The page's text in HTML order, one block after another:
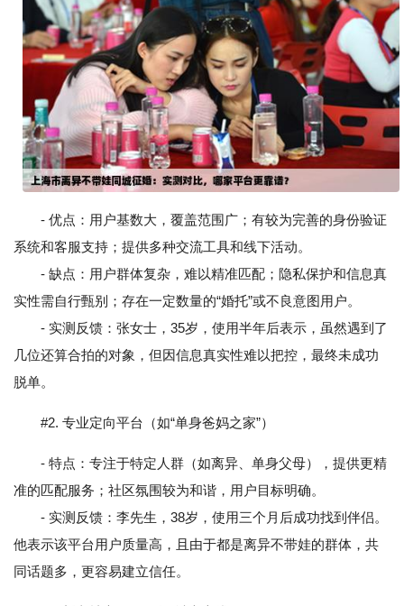
- 优点：用户基数大，覆盖范围广；有较为完善的身份验证
系统和客服支持；提供多种交流工具和线下活动。
- 缺点：用户群体复杂，难以精准匹配；隐私保护和信息真
实性需自行甄别；存在一定数量的“婚托”或不良意图用户。
- 实测反馈：张女士，35岁，使用半年后表示，虽然遇到了
几位还算合拍的对象，但因信息真实性难以把控，最终未成功
脱单。
#2. 专业定向平台（如“单身爸妈之家”）
- 特点：专注于特定人群（如离异、单身父母），提供更精
准的匹配服务；社区氛围较为和谐，用户目标明确。
- 实测反馈：李先生，38岁，使用三个月后成功找到伴侣。
他表示该平台用户质量高，且由于都是离异不带娃的群体，共
同话题多，更容易建立信任。